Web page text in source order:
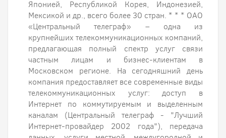
Японией, Республикой Корея, Индонезией,
Мексикой и др., всего более 30 стран. * * * ОАО
«Центральный телеграф» – одна из
крупнейших телекоммуникационных компаний,
предлагающая полный спектр услуг связи
частным лицам и бизнес-клиентам в
Московском регионе. На сегодняшний день
компания предоставляет все современные виды
телекоммуникационных услуг: доступ в
Интернет по коммутируемым и выделенным
каналам (Центральный телеграф - "Лучший
Интернет-провайдер 2002 года"), передача